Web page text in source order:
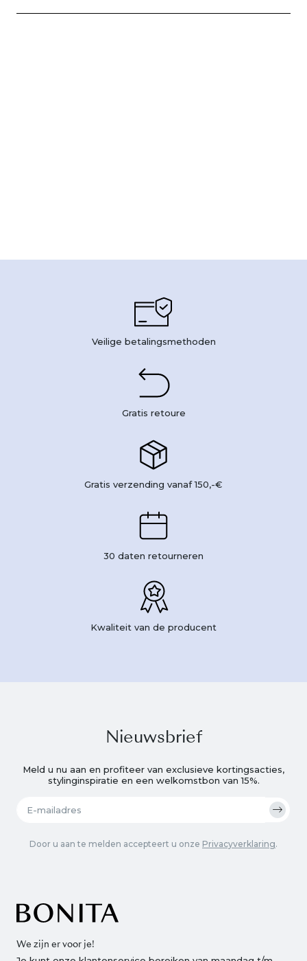
Veilige betalingsmethoden
Gratis retoure
Gratis verzending vanaf 150,-€
30 daten retourneren
Kwaliteit van de producent
We zijn er voor je!
Nieuwsbrief
Meld u nu aan en profiteer van exclusieve kortingsacties,
stylinginspiratie en een welkomstbon van 15%.
Door u aan te melden accepteert u onze Privacyverklaring.